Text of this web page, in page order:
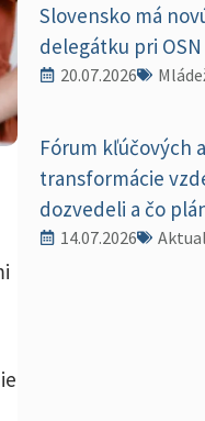
Slovensko má
delegátku pri
20.07.2026
Fórum kľúčových
transformácie
dozvedeli a čo
14.07.2026